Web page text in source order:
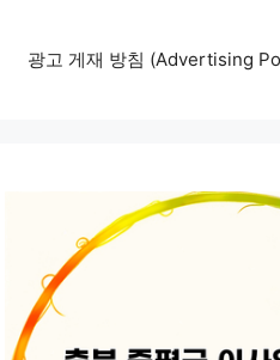
광고 게재 방침 (Advertising